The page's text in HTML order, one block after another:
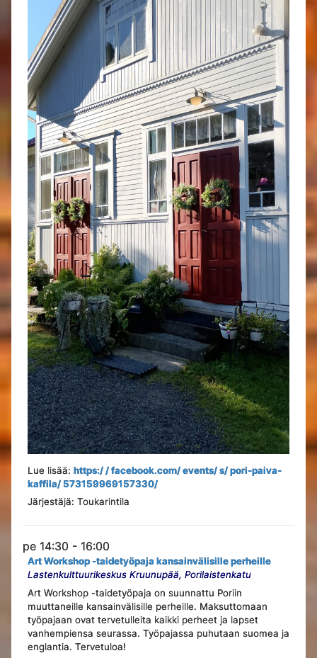
Lue lisää: https:/ / facebook.com/ events/ s/ pori-paiva-
kaffila/ 573159969157330/
Järjestäjä: Toukarintila
pe 14:30 - 16:00
Art Workshop -taidetyöpaja kansainvälisille perheille
Lastenkulttuurikeskus Kruunupää, Porilaistenkatu
Art Workshop -taidetyöpaja on suunnattu Poriin
muuttaneille kansainvälisille perheille. Maksuttomaan
työpajaan ovat tervetulleita kaikki perheet ja lapset
vanhempiensa seurassa. Työpajassa puhutaan suomea ja
englantia. Tervetuloa!